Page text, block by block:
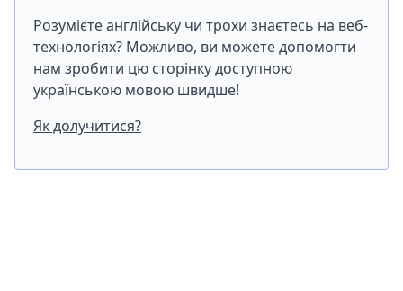
Розумієте англійську чи трохи знаєтесь на веб-
технологіях? Можливо, ви можете допомогти
нам зробити цю сторінку доступною
українською мовою швидше!
Як долучитися?